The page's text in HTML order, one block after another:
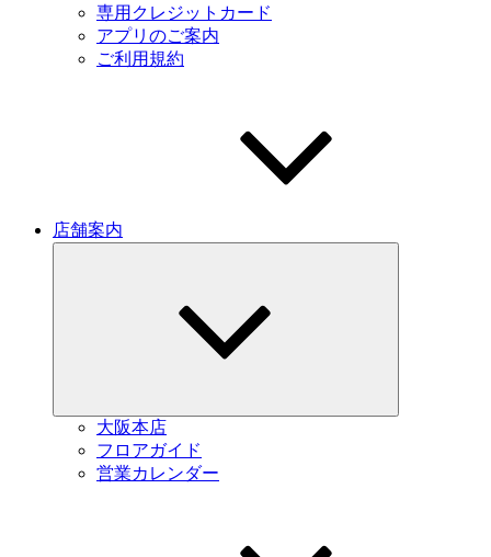
専用クレジットカード
アプリのご案内
ご利用規約
店舗案内
大阪本店
フロアガイド
営業カレンダー